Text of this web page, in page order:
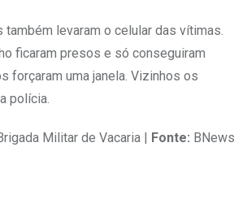
levaram o celular das vítimas.
ficaram presos e só conseguiram
forçaram uma janela. Vizinhos os
polícia.
Militar de Vacaria | Fonte: BNews